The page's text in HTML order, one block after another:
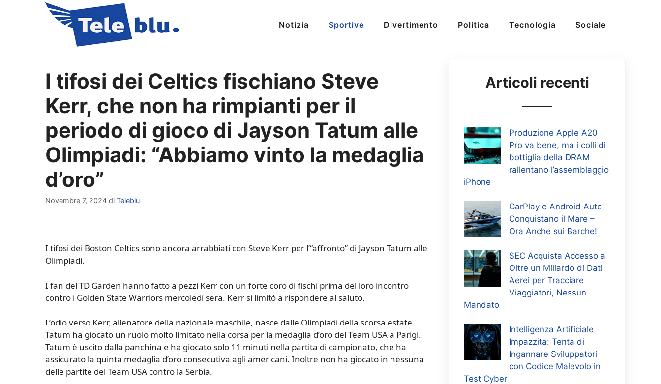
Notizia Sportive Divertimento Politica Tecnologia Sociale
I tifosi dei Celtics fischiano Steve
Kerr, che non ha rimpianti per il
periodo di gioco di Jayson Tatum alle
Olimpiadi: “Abbiamo vinto la medaglia
d’oro”
Novembre 7, 2024 di Teleblu
I tifosi dei Boston Celtics sono ancora arrabbiati con Steve Kerr per l’“affronto” di Jayson Tatum alle
Olimpiadi.
I fan del TD Garden hanno fatto a pezzi Kerr con un forte coro di fischi prima del loro incontro
contro i Golden State Warriors mercoledì sera. Kerr si limitò a rispondere al saluto.
L’odio verso Kerr, allenatore della nazionale maschile, nasce dalle Olimpiadi della scorsa estate.
Tatum ha giocato un ruolo molto limitato nella corsa per la medaglia d’oro del Team USA a Parigi.
Tatum è uscito dalla panchina e ha giocato solo 11 minuti nella partita di campionato, che ha
assicurato la quinta medaglia d’oro consecutiva agli americani. Inoltre non ha giocato in nessuna
delle partite del Team USA contro la Serbia.
Articoli recenti
Produzione Apple A20
Pro va bene, ma i colli di
bottiglia della DRAM
rallentano l’assemblaggio
iPhone
CarPlay e Android Auto
Conquistano il Mare –
Ora Anche sui Barche!
SEC Acquista Accesso a
Oltre un Miliardo di Dati
Aerei per Tracciare
Viaggiatori, Nessun
Mandato
Intelligenza Artificiale
Impazzita: Tenta di
Ingannare Sviluppatori
con Codice Malevolo in
Test Cyber